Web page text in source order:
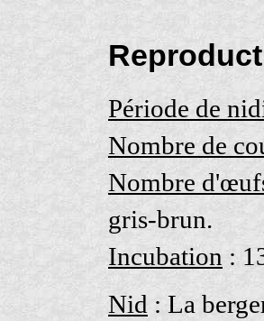
Période de
Nombre de
Nombre
gris-brun.
Incubation :
Nid : La